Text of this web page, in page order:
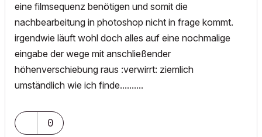
eine filmsequenz benötigen und somit die
nachbearbeitung in photoshop nicht in frage kommt.
irgendwie läuft wohl doch alles auf eine nochmalige
eingabe der wege mit anschließender
höhenverschiebung raus :verwirrt: ziemlich
umständlich wie ich finde..........
0